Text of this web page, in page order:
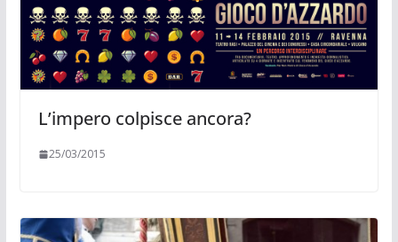
L’impero colpisce ancora?
25/03/2015